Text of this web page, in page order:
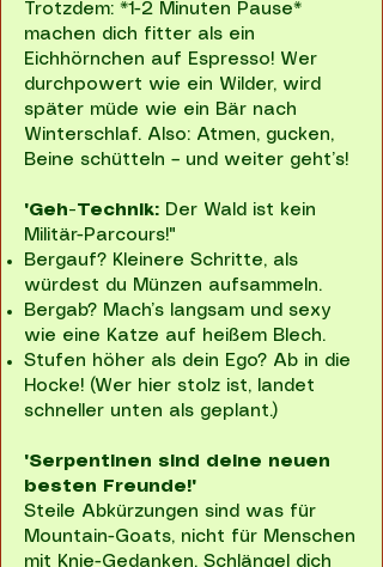
Trotzdem: *1-2 Minuten Pause*
machen dich fitter als ein
Eichhörnchen auf Espresso! Wer
durchpowert wie ein Wilder, wird
später müde wie ein Bär nach
Winterschlaf. Also: Atmen, gucken,
Beine schütteln – und weiter geht’s!
"Geh-Technik: Der Wald ist kein
Militär-Parcours!"
Bergauf? Kleinere Schritte, als
würdest du Münzen aufsammeln.
Bergab? Mach’s langsam und sexy
wie eine Katze auf heißem Blech.
Stufen höher als dein Ego? Ab in die
Hocke! (Wer hier stolz ist, landet
schneller unten als geplant.)
"Serpentinen sind deine neuen
besten Freunde!"
Steile Abkürzungen sind was für
Mountain-Goats, nicht für Menschen
mit Knie-Gedanken. Schlängel dich